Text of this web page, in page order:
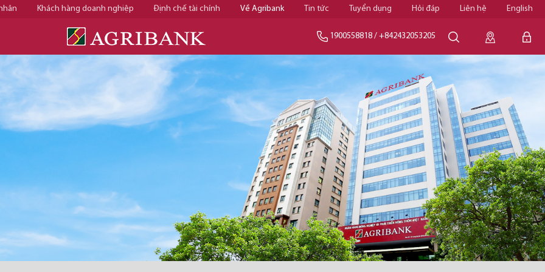
Khách hàng doanh nghiệp Định chế tài chính Về Agribank Tin tức Tuyển dụng Hỏi đáp Liên hệ English
1900558818 / +842432053205